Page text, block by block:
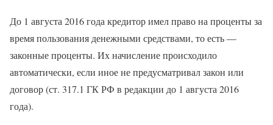
До 1 августа 2016 года кредитор имел право на проценты за
время пользования денежными средствами, то есть —
законные проценты. Их начисление происходило
автоматически, если иное не предусматривал закон или
договор (ст. 317.1 ГК РФ в редакции до 1 августа 2016
года).